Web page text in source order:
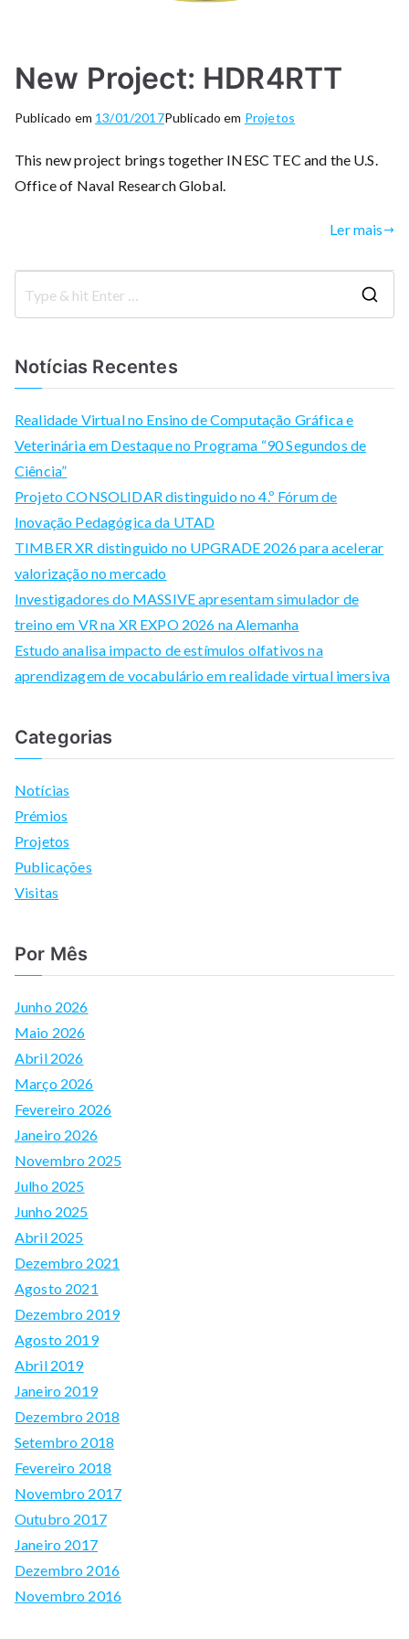
New Project: HDR4RTT
Publicado em 13/01/2017Publicado em Projetos
This new project brings together INESC TEC and the U.S.
Office of Naval Research Global.
Ler mais
Notícias Recentes
Realidade Virtual no Ensino de Computação Gráfica e
Veterinária em Destaque no Programa “90 Segundos de
Ciência”
Projeto CONSOLIDAR distinguido no 4.º Fórum de
Inovação Pedagógica da UTAD
TIMBER XR distinguido no UPGRADE 2026 para acelerar
valorização no mercado
Investigadores do MASSIVE apresentam simulador de
treino em VR na XR EXPO 2026 na Alemanha
Estudo analisa impacto de estímulos olfativos na
aprendizagem de vocabulário em realidade virtual imersiva
Categorias
Notícias
Prémios
Projetos
Publicações
Visitas
Por Mês
Junho 2026
Maio 2026
Abril 2026
Março 2026
Fevereiro 2026
Janeiro 2026
Novembro 2025
Julho 2025
Junho 2025
Abril 2025
Dezembro 2021
Agosto 2021
Dezembro 2019
Agosto 2019
Abril 2019
Janeiro 2019
Dezembro 2018
Setembro 2018
Fevereiro 2018
Novembro 2017
Outubro 2017
Janeiro 2017
Dezembro 2016
Novembro 2016